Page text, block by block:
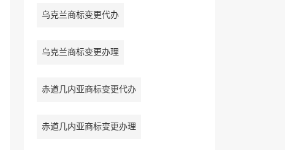
乌克兰商标变更代办
乌克兰商标变更办理
赤道几内亚商标变更代办
赤道几内亚商标变更办理